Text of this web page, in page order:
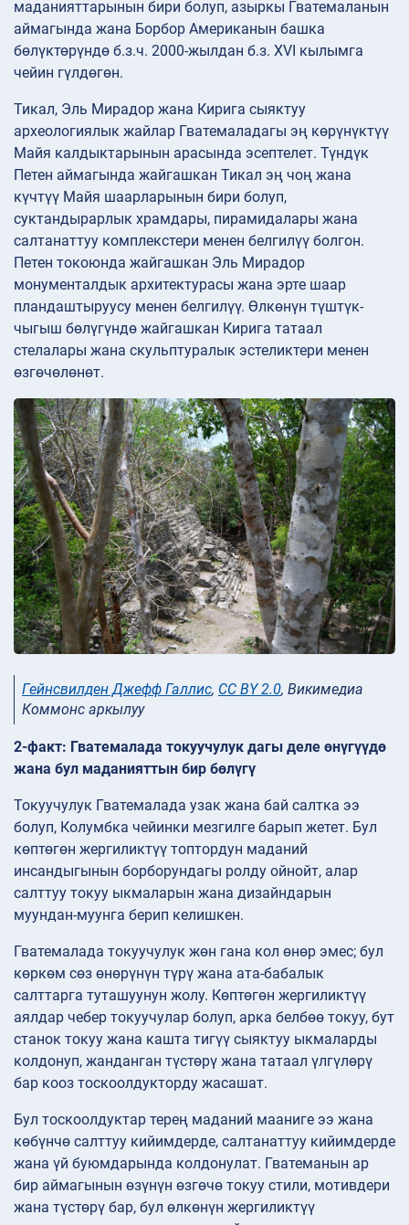
маданияттарынын бири болуп, азыркы Гватемаланын
аймагында жана Борбор Американын башка
бөлүктөрүндө б.з.ч. 2000-жылдан б.з. XVI кылымга
чейин гүлдөгөн.
Тикал, Эль Мирадор жана Кирига сыяктуу
археологиялык жайлар Гватемаладагы эң көрүнүктүү
Майя калдыктарынын арасында эсептелет. Түндүк
Петен аймагында жайгашкан Тикал эң чоң жана
күчтүү Майя шаарларынын бири болуп,
суктандырарлык храмдары, пирамидалары жана
салтанаттуу комплекстери менен белгилүү болгон.
Петен токоюнда жайгашкан Эль Мирадор
монументалдык архитектурасы жана эрте шаар
пландаштыруусу менен белгилүү. Өлкөнүн түштүк-
чыгыш бөлүгүндө жайгашкан Кирига татаал
стелалары жана скульптуралык эстеликтери менен
өзгөчөлөнөт.
Гейнсвилден Джефф Галлис, CC BY 2.0, Викимедиа
Коммонс аркылуу
2-факт: Гватемалада токуучулук дагы деле өнүгүүдө
жана бул маданияттын бир бөлүгү
Токуучулук Гватемалада узак жана бай салтка ээ
болуп, Колумбка чейинки мезгилге барып жетет. Бул
көптөгөн жергиликтүү топтордун маданий
инсандыгынын борборундагы ролду ойнойт, алар
салттуу токуу ыкмаларын жана дизайндарын
муундан-муунга берип келишкен.
Гватемалада токуучулук жөн гана кол өнөр эмес; бул
көркөм сөз өнөрүнүн түрү жана ата-бабалык
салттарга туташуунун жолу. Көптөгөн жергиликтүү
аялдар чебер токуучулар болуп, арка белбөө токуу, бут
станок токуу жана кашта тигүү сыяктуу ыкмаларды
колдонуп, жанданган түстөрү жана татаал үлгүлөрү
бар кооз тоскоолдукторду жасашат.
Бул тоскоолдуктар терең маданий мааниге ээ жана
көбүнчө салттуу кийимдерде, салтанаттуу кийимдерде
жана үй буюмдарында колдонулат. Гватеманын ар
бир аймагынын өзүнүн өзгөчө токуу стили, мотивдери
жана түстөрү бар, бул өлкөнүн жергиликтүү